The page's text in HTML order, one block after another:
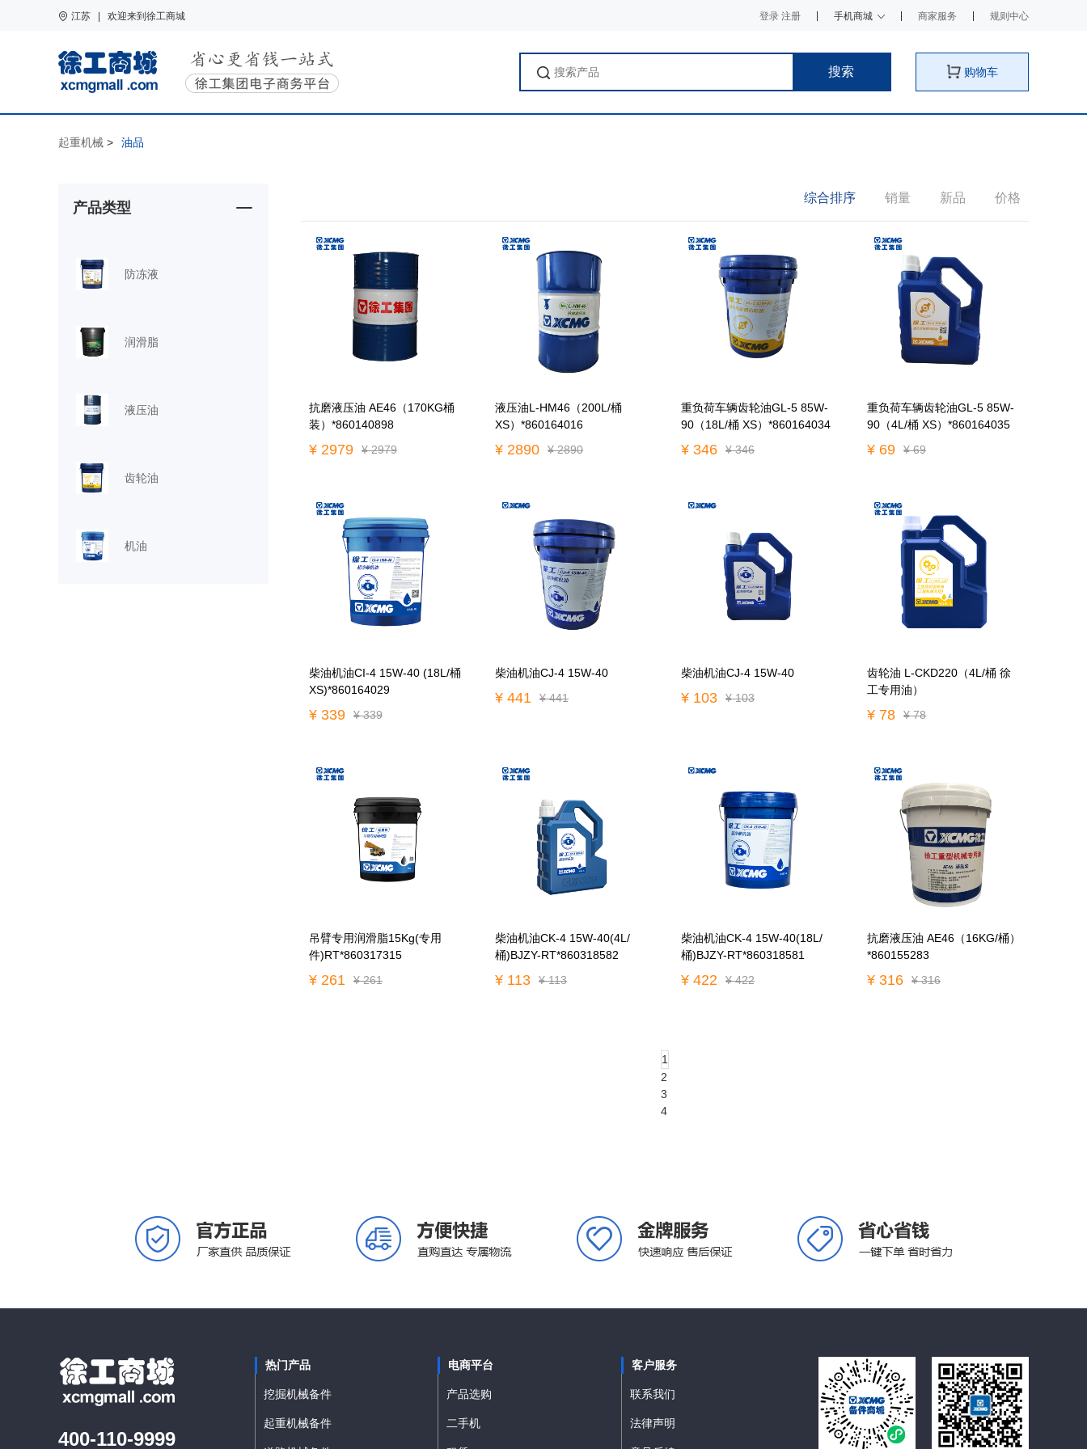
江苏 | 欢迎来到徐工商城 登录 注册 手机商城 商家服务 规则中心
搜索 购物车
起重机械 > 油品
产品类型
防冻液
润滑脂
液压油
齿轮油
机油
综合排序 销量 新品 价格
抗磨液压油 AE46（170KG桶
装）*860140898
¥ 2979 ¥ 2979
液压油L-HM46（200L/桶
XS）*860164016
¥ 2890 ¥ 2890
重负荷车辆齿轮油GL-5 85W-
90（18L/桶 XS）*860164034
¥ 346 ¥ 346
重负荷车辆齿轮油GL-5 85W-
90（4L/桶 XS）*860164035
¥ 69 ¥ 69
柴油机油CI-4 15W-40 (18L/桶
XS)*860164029
¥ 339 ¥ 339
柴油机油CJ-4 15W-40
¥ 441 ¥ 441
柴油机油CJ-4 15W-40
¥ 103 ¥ 103
齿轮油 L-CKD220（4L/桶 徐
工专用油）
¥ 78 ¥ 78
吊臂专用润滑脂15Kg(专用
件)RT*860317315
¥ 261 ¥ 261
柴油机油CK-4 15W-40(4L/
桶)BJZY-RT*860318582
¥ 113 ¥ 113
柴油机油CK-4 15W-40(18L/
桶)BJZY-RT*860318581
¥ 422 ¥ 422
抗磨液压油 AE46（16KG/桶）
*860155283
¥ 316 ¥ 316
1
2
3
4
400-110-9999
热门产品
挖掘机械备件
起重机械备件
电商平台
产品选购
二手机
客户服务
联系我们
法律声明